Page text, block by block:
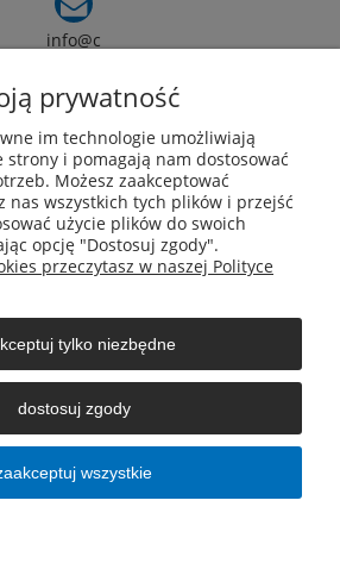
info@c
Pomoc
Moje konto
Płatności i dostawa
Informacje
O nas
prywatność
im technologie umożliwiają
strony i pomagają nam dostosować
Możesz zaakceptować
nas wszystkich tych plików i przejść
użycie plików do swoich
opcję "Dostosuj zgody".
przeczytasz w naszej Polityce
tylko niezbędne
dostosuj zgody
wszystkie